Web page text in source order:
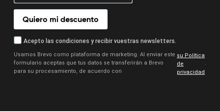
Quiero mi descuento
Acepto las condiciones y recibir vuestras newsletters.
Usamos Brevo como plataforma de marketing. Al enviar este
formulario aceptas que tus datos se transferirán a Brevo
para su procesamiento, de acuerdo con
su Política
de
privacidad
.